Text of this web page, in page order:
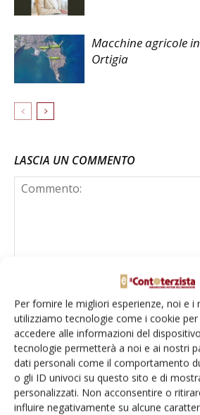
Per fornire le migliori esperienze, noi e i
utilizziamo tecnologie come i cookie
accedere alle informazioni del
tecnologie permetterà a noi e ai nostri
dati personali come il comportamento
o gli ID univoci su questo sito e di
personalizzati. Non acconsentire o
influire negativamente su alcune
Macchine agricole
Ortigia
LASCIA UN COMMENTO